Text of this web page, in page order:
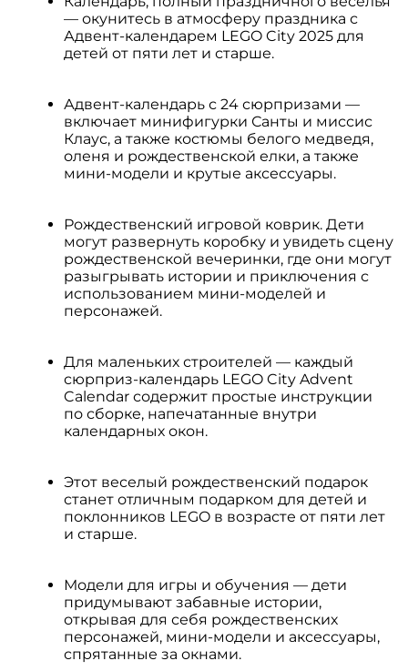
— окунитесь в атмосферу праздника с
Адвент-календарем LEGO City 2025 для
детей от пяти лет и старше.
Адвент-календарь с 24 сюрпризами —
включает минифигурки Санты и миссис
Клаус, а также костюмы белого медведя,
оленя и рождественской елки, а также
мини-модели и крутые аксессуары.
Рождественский игровой коврик. Дети
могут развернуть коробку и увидеть сцену
рождественской вечеринки, где они могут
разыгрывать истории и приключения с
использованием мини-моделей и
персонажей.
Для маленьких строителей — каждый
сюрприз-календарь LEGO City Advent
Calendar содержит простые инструкции
по сборке, напечатанные внутри
календарных окон.
Этот веселый рождественский подарок
станет отличным подарком для детей и
поклонников LEGO в возрасте от пяти лет
и старше.
Модели для игры и обучения — дети
придумывают забавные истории,
открывая для себя рождественских
персонажей, мини-модели и аксессуары,
спрятанные за окнами.